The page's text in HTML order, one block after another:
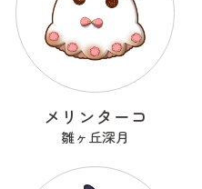
メリンターコ
雛ヶ丘深月